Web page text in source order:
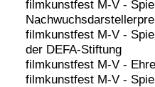
filmkunstfest M-V -
filmkunstfest M-V -
der DEFA-Stiftung
filmkunstfest M-V -
filmkunstfest M-V -